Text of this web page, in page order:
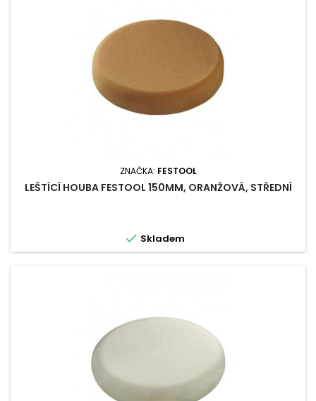
ZNAČKA: FESTOOL
LEŠTÍCÍ HOUBA FESTOOL 150MM, ORANŽOVÁ, STŘEDNÍ
 Skladem